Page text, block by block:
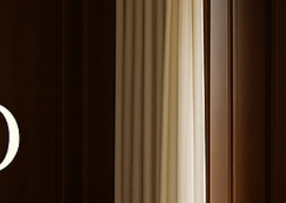
Cimento Queimado no
Jardins em São Paulo